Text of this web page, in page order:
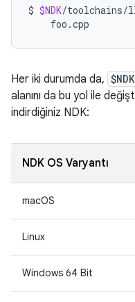
$ $NDK/toolchains/
Her iki durumda da, $NDK
alanını da bu yol ile
indirdiğiniz NDK:
NDK OS Varyantı
macOS
Linux
Windows 64 Bit